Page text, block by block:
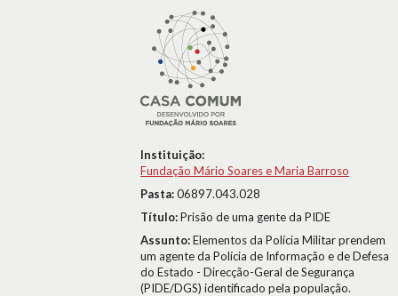
Instituição:
Fundação Mário Soares e Maria Barroso
Pasta:06897.043.028
Título:Prisão de uma gente da PIDE
Assunto:Elementos da Polícia Militar prendem
um agente da Polícia de Informação e de Defesa
do Estado - Direcção-Geral de Segurança
(PIDE/DGS) identificado pela população.